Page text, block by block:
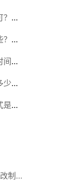
专利
专
专
？
？
少
请什
制